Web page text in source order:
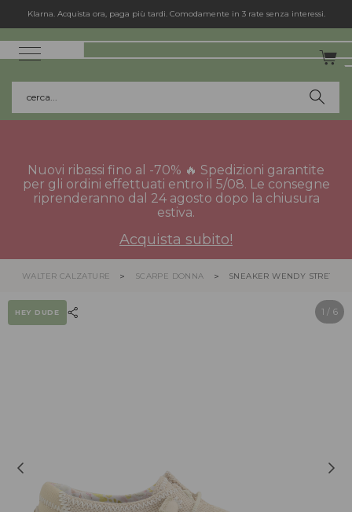
Klarna. Acquista ora, paga più tardi. Comodamente in 3 rate senza interessi.
cerca...
Nuovi ribassi fino al -70% 🔥 Spedizioni garantite
per gli ordini effettuati entro il 5/08. Le consegne
riprenderanno dal 24 agosto dopo la chiusura
estiva.
Acquista subito!
WALTER CALZATURE SCARPE DONNA SNEAKER WENDY STRETCH
1 / 6
HEY DUDE